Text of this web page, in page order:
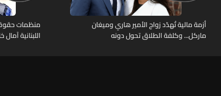
أزمة مالية تُهدّد زواج الأمير هاري وميغان
ماركل... وكلفة الطلاق تحول دونه
منظمات
اللبنانية